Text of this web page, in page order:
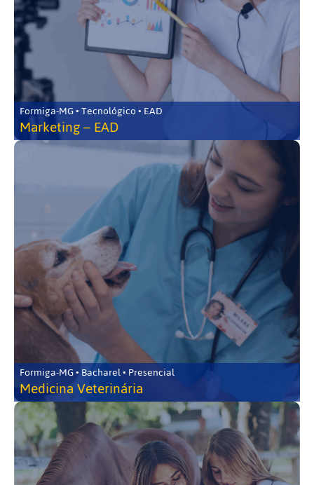
Formiga-MG • Tecnológico • EAD
Marketing – EAD
Formiga-MG • Bacharel • Presencial
Medicina Veterinária